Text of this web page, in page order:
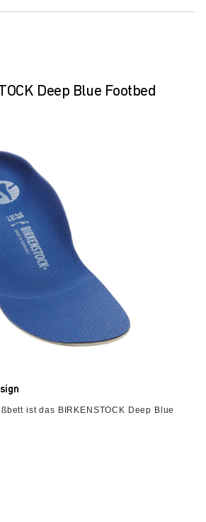
Deep Blue Footbed
ist das BIRKENSTOCK Deep Blue